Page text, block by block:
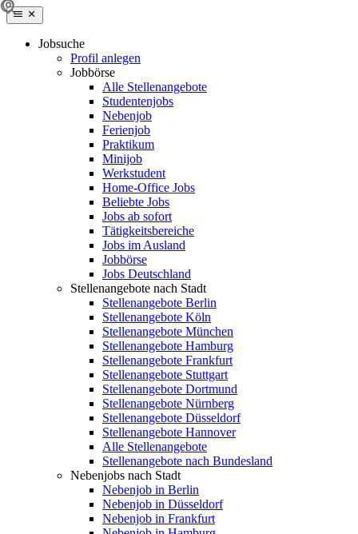
Jobsuche
Profil anlegen
Jobbörse
Alle Stellenangebote
Studentenjobs
Nebenjob
Ferienjob
Praktikum
Minijob
Werkstudent
Home-Office Jobs
Beliebte Jobs
Jobs ab sofort
Tätigkeitsbereiche
Jobs im Ausland
Jobbörse
Jobs Deutschland
Stellenangebote nach Stadt
Stellenangebote Berlin
Stellenangebote Köln
Stellenangebote München
Stellenangebote Hamburg
Stellenangebote Frankfurt
Stellenangebote Stuttgart
Stellenangebote Dortmund
Stellenangebote Nürnberg
Stellenangebote Düsseldorf
Stellenangebote Hannover
Alle Stellenangebote
Stellenangebote nach Bundesland
Nebenjobs nach Stadt
Nebenjob in Berlin
Nebenjob in Düsseldorf
Nebenjob in Frankfurt